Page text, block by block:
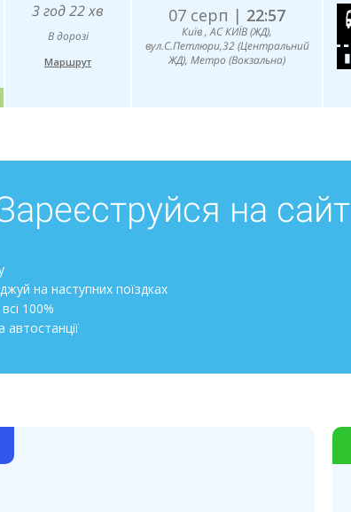
3 год 22 хв
В дорозі
Маршрут
07 серп | 22:57
Київ , АС КИЇВ (ЖД),
вул.С.Петлюри,32 (Центральний
ЖД), Метро (Вокзальна)
на
на наступних поїздках
100%
автостанції